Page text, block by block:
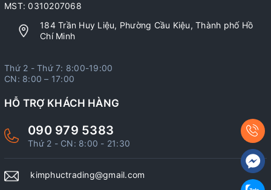
MST: 0310207068
184 Trần Huy Liệu, Phường Cầu Kiệu, Thành phố Hồ
Chí Minh
Thứ 2 - Thứ 7: 8:00-19:00
CN: 8:00 – 17:00
HỖ TRỢ KHÁCH HÀNG
090 979 5383
Thứ 2 - CN: 8:00 - 21:30
kimphuctrading@gmail.com